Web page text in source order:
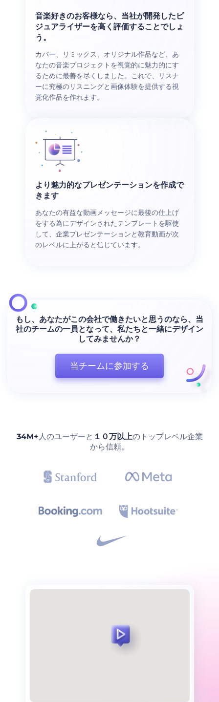
音楽好きのお客様なら、当社が開発したビ
ジュアライザーを高く評価することでしょ
う。
カバー、リミックス、オリジナル作品など、あ
なたの音楽プロジェクトを視覚的に魅力的にす
るために最善を尽くしました。これで、リスナ
ーに究極のリスニングと画像体験を提供する視
覚化作品を作れます。
より魅力的なプレゼンテーションを作成で
きます
あなたの有益な動画メッセージに最後の仕上げ
をする為にデザインされたテンプレートを駆使
して、企業プレゼンテーションと教育動画が次
のレベルに上がると信じています。
もし、あなたがこの会社で働きたいと思うのなら、当
社のチームの一員となって、私たちと一緒にデザイン
してみませんか？
当チームに参加する
34M+人のユーザーと １０万以上のトップレベル企業
から信頼。